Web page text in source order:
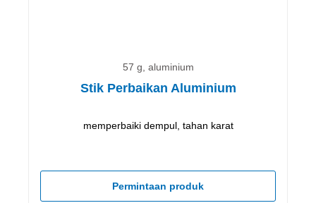
57 g, aluminium
Stik Perbaikan Aluminium
memperbaiki dempul, tahan karat
Permintaan produk